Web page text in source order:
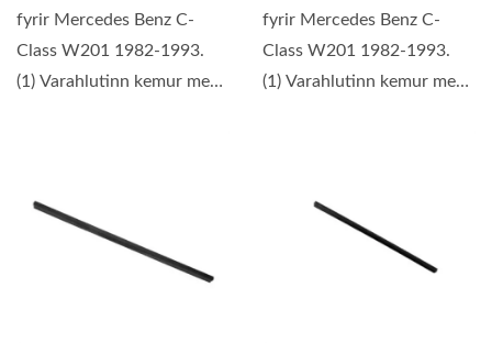
fyrir Mercedes Benz C-
Class W201 1982-1993.
(1) Varahlutinn kemur með
fyrir Mercedes Benz C-
Class W201 1982-1993.
(1) Varahlutinn kemur með